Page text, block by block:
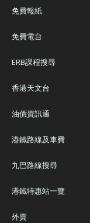
免費報紙
免費電台
ERB課程搜尋
香港天文台
油價資訊通
港鐵路線及車費
九巴路線搜尋
港鐵特惠站一覽
外賣